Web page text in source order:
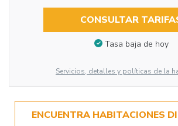
CONSULTAR
Tasa baja de hoy
Servicios, detalles y políticas de la
ENCUENTRA HABITACIONES